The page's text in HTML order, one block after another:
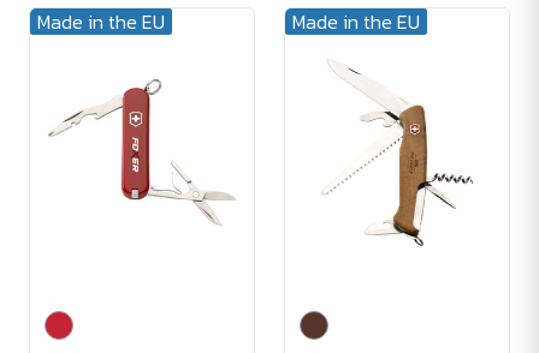
Made in the EU Made in the EU